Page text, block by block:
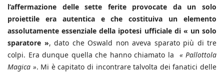
l’affermazione delle sette ferite provocate da un solo
proiettile era autentica e che costituiva un elemento
assolutamente essenziale della ipotesi ufficiale di « un solo
sparatore », dato che Oswald non aveva sparato più di tre
colpi. Era dunque quella che hanno chiamato la
« Pallottola
Magica ». Mi è capitato di incontrare talvolta dei fanatici delle